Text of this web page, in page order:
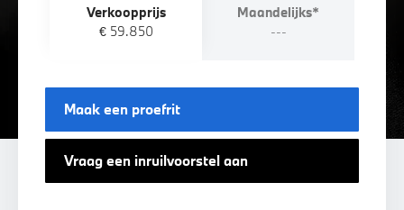
Verkoopprijs
€ 59.850
Maandelijks*
---
Maak een proefrit
Vraag een inruilvoorstel aan